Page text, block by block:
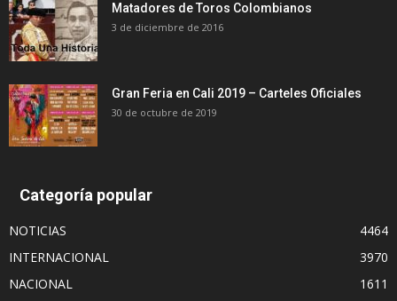
Matadores de Toros Colombianos
3 de diciembre de 2016
Gran Feria en Cali 2019 – Carteles Oficiales
30 de octubre de 2019
Categoría popular
NOTICIAS
4464
INTERNACIONAL
3970
NACIONAL
1611